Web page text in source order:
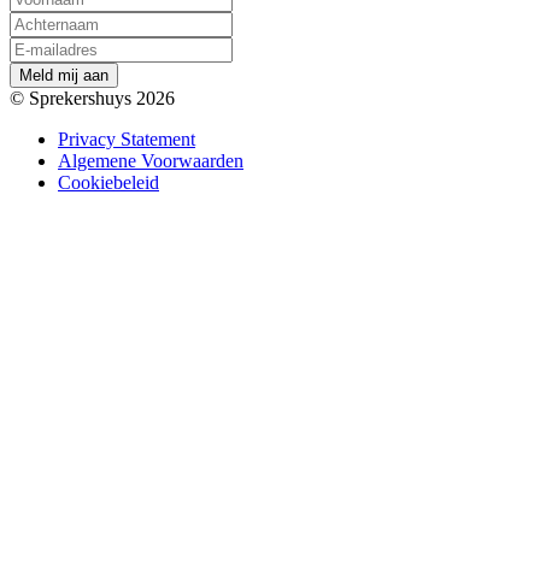
Meld mij aan
© Sprekershuys 2026
Privacy Statement
Algemene Voorwaarden
Cookiebeleid